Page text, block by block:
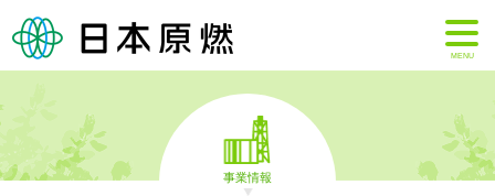
MENU
事業情報